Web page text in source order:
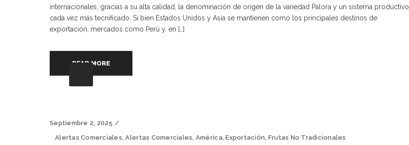
internacionales, gracias a su alta calidad, la denominación de origen de la variedad Palora y un sistema productivo
cada vez más tecnificado. Si bien Estados Unidos y Asia se mantienen como los principales destinos de
exportación, mercados como Perú y, en […]
READ MORE
Septiembre 2, 2025
Alertas Comerciales,Alertas Comerciales, América,Exportación, Frutas No Tradicionales